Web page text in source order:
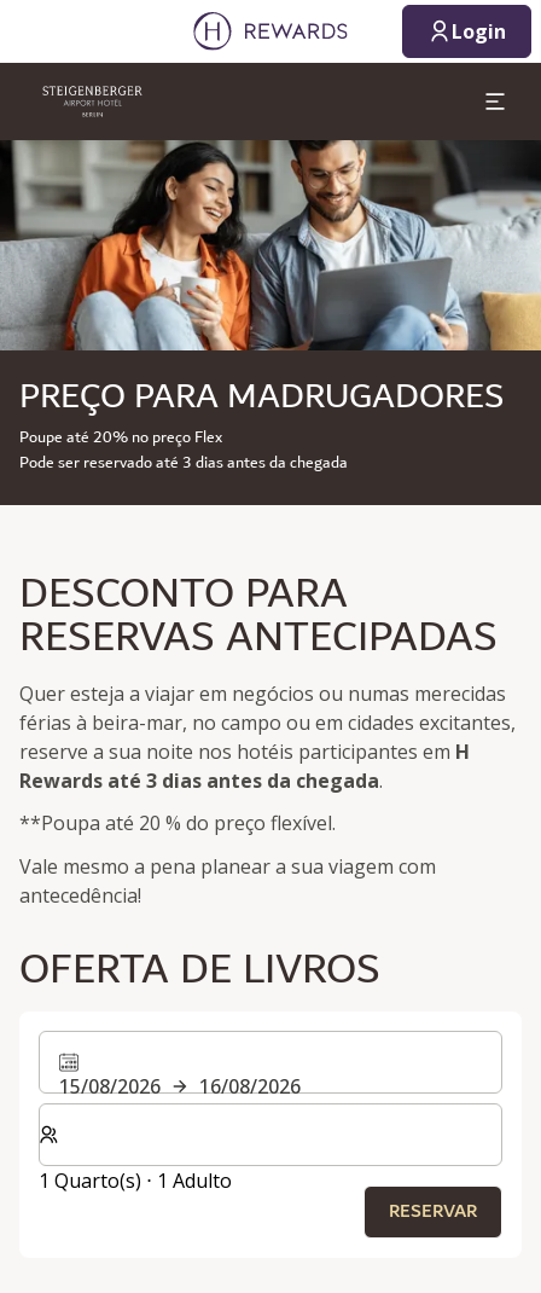
Login
Diapositivo 1 de 1
PREÇO PARA MADRUGADORES
Poupe até 20% no preço Flex
Pode ser reservado até 3 dias antes da chegada
DESCONTO PARA
RESERVAS ANTECIPADAS
Quer esteja a viajar em negócios ou numas merecidas
férias à beira-mar, no campo ou em cidades excitantes,
reserve a sua noite nos hotéis participantes em H
Rewards até 3 dias antes da chegada.
**Poupa até 20 % do preço flexível.
Vale mesmo a pena planear a sua viagem com
antecedência!
OFERTA DE LIVROS
15/08/2026
16/08/2026
Selecionar o número de quartos e de hóspedes para a
1 Quarto(s) ⋅ 1 Adulto
RESERVAR